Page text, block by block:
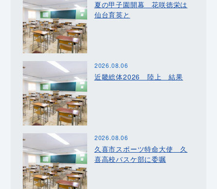
夏の甲子園開幕 花咲徳栄は
仙台育英と
2026.08.06
近畿総体2026 陸上 結果
2026.08.06
久喜市スポーツ特命大使 久
喜高校バスケ部に委嘱